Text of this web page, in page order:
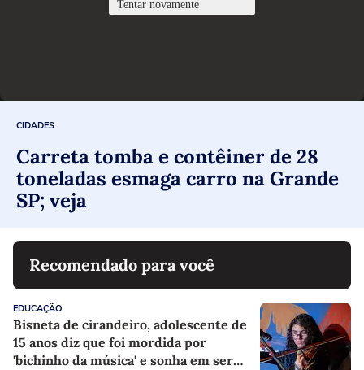
CIDADES
Carreta tomba e contêiner de 28
toneladas esmaga carro na Grande
SP; veja
Recomendado para você
EDUCAÇÃO
Bisneta de cirandeiro, adolescente de
15 anos diz que foi mordida por
'bichinho da música' e sonha em ser